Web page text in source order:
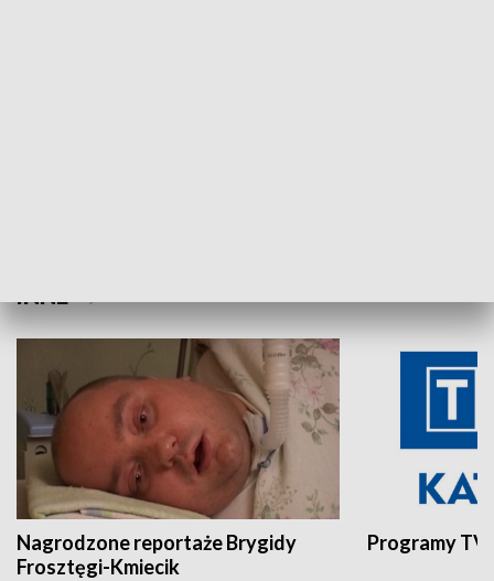
Nagrodzone reportaże Brygidy
Frosztęgi-Kmiecik
Programy